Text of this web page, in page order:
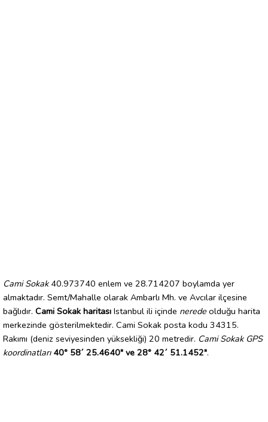
Cami Sokak40.973740 enlem ve 28.714207 boylamda yer
almaktadır. Semt/Mahalle olarak Ambarlı Mh. ve Avcılar ilçesine
bağlıdır. Cami Sokak haritası Istanbul ili içinde nerede olduğu harita
merkezinde gösterilmektedir. Cami Sokak posta kodu 34315.
Rakımı (deniz seviyesinden yüksekliği) 20 metredir. Cami Sokak GPS
koordinatları 40° 58´ 25.4640" ve 28° 42´ 51.1452".